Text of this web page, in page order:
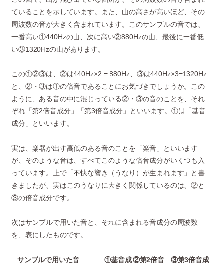
ていることを示しています。また、山の高さが高いほど、その
周波数の音が大きく含まれています。このサンプルの音では、
一番高い①440Hzの山、次に高い②880Hzの山、最後に一番低
い③1320Hzの山があります。
この①②③は、②は440Hz×2 = 880Hz、③は440Hz×3=1320Hz
と、②・③は①の倍音であることにお気づきでしょうか。この
ように、ある音の中に混じっている②・③の音のことを、それ
ぞれ「第2倍音成分」「第3倍音成分」といいます。①は「基音
成分」といいます。
実は、楽器が出す高低のある音のことを「楽音」といいます
が、そのような音は、すべてこのような倍音成分がいくつも入
っています。上で「不快な響き（うなり）が生まれます」と書
きましたが、実はこのうなりに大きく関係しているのは、②と
③の倍音成分です。
次はサンプルで用いた音と、それに含まれる音成分の周波数
を、表にしたものです。
サンプルで用いた音
①基音成②第2倍音
③第3倍音成